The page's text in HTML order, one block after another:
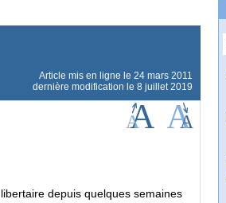
Article mis en ligne le 24 mars 2011
dernière modification le 8 juillet 2019
depuis quelques semaines